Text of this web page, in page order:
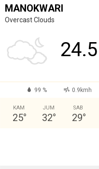
MANOKWARI
Overcast Clouds
24.5
99 % 0.9kmh
KAM
25°
JUM
32°
SAB
29°